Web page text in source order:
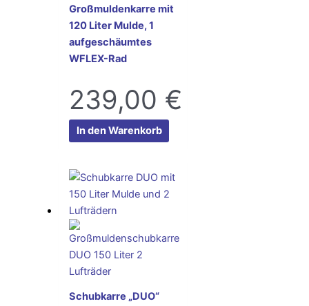
Großmuldenkarre mit
120 Liter Mulde, 1
aufgeschäumtes
WFLEX-Rad
239,00 €
In den Warenkorb
Schubkarre „DUO“